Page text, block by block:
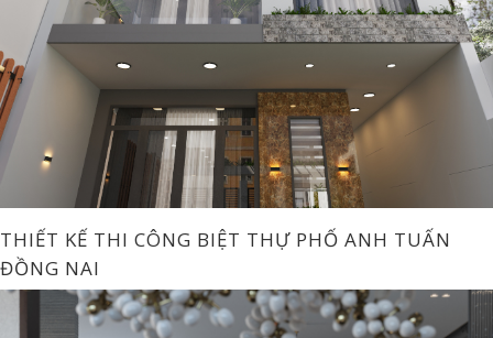
THIẾT KẾ THI CÔNG BIỆT THỰ PHỐ ANH TUẤN
ĐỒNG NAI